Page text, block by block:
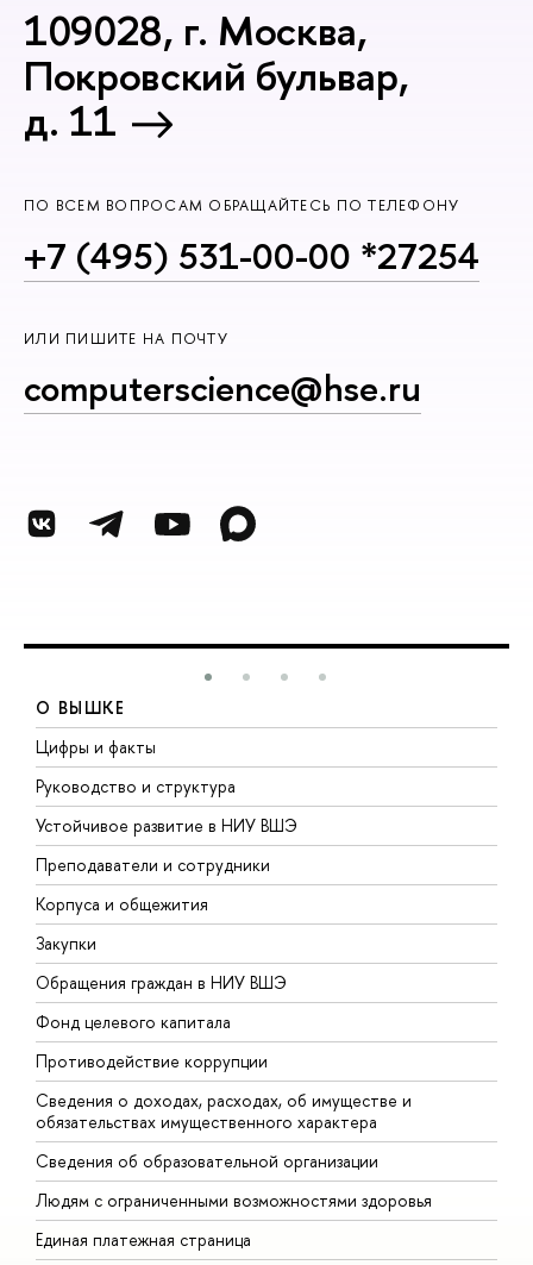
109028, г. Москва,
Покровский бульвар,
д. 11
ПО ВСЕМ ВОПРОСАМ ОБРАЩАЙТЕСЬ ПО ТЕЛЕФОНУ
+7 (495) 531-00-00 *27254
ИЛИ ПИШИТЕ НА ПОЧТУ
computerscience@hse.ru
О ВЫШКЕ
Цифры и факты
Руководство и структура
Устойчивое развитие в НИУ ВШЭ
Преподаватели и сотрудники
Корпуса и общежития
Закупки
Обращения граждан в НИУ ВШЭ
Фонд целевого капитала
Противодействие коррупции
Сведения о доходах, расходах, об имуществе и
обязательствах имущественного характера
Сведения об образовательной организации
Людям с ограниченными возможностями здоровья
Единая платежная страница